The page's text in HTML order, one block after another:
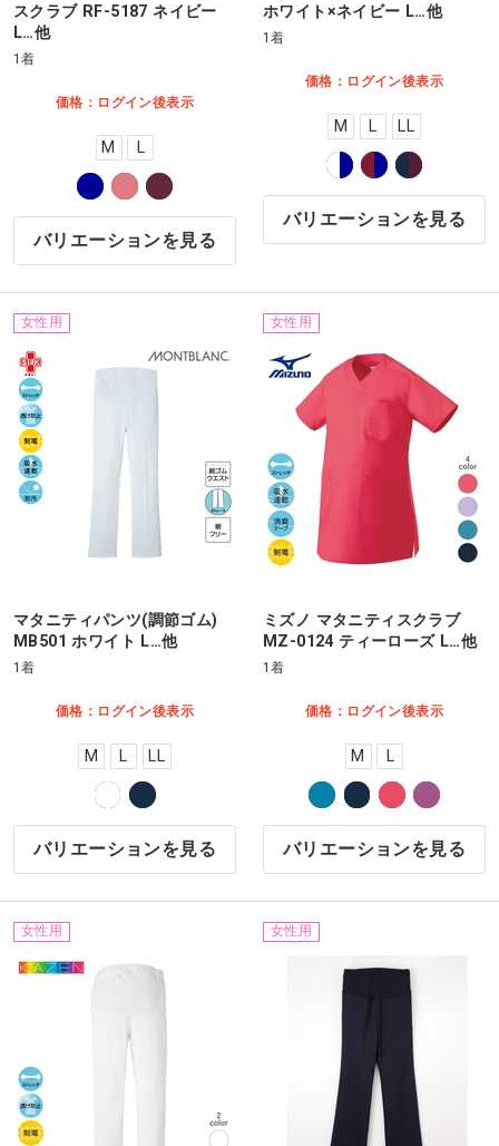
スクラブ RF-5187 ネイビー
L…他
1着
価格：ログイン後表示
M L
バリエーションを見る
ホワイト×ネイビー L…他
1着
価格：ログイン後表示
M L LL
バリエーションを見る
女性用
マタニティパンツ(調節ゴム)
MB501 ホワイト L…他
1着
価格：ログイン後表示
M L LL
バリエーションを見る
女性用
ミズノ マタニティスクラブ
MZ-0124 ティーローズ L…他
1着
価格：ログイン後表示
M L
バリエーションを見る
女性用 女性用